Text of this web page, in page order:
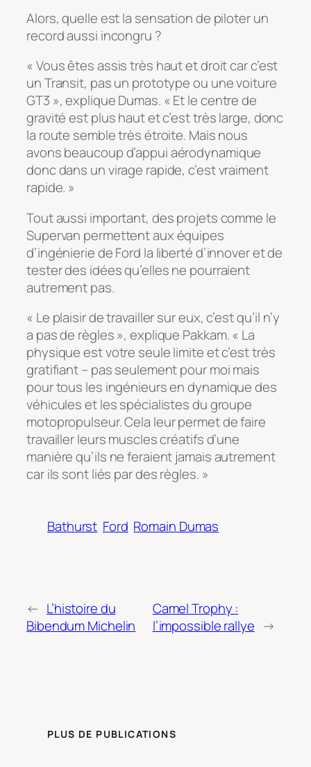
Alors, quelle est la sensation de piloter un
record aussi incongru ?
« Vous êtes assis très haut et droit car c’est
un Transit, pas un prototype ou une voiture
GT3 », explique Dumas. « Et le centre de
gravité est plus haut et c’est très large, donc
la route semble très étroite. Mais nous
avons beaucoup d’appui aérodynamique
donc dans un virage rapide, c’est vraiment
rapide. »
Tout aussi important, des projets comme le
Supervan permettent aux équipes
d’ingénierie de Ford la liberté d’innover et de
tester des idées qu’elles ne pourraient
autrement pas.
« Le plaisir de travailler sur eux, c’est qu’il n’y
a pas de règles », explique Pakkam. « La
physique est votre seule limite et c’est très
gratifiant – pas seulement pour moi mais
pour tous les ingénieurs en dynamique des
véhicules et les spécialistes du groupe
motopropulseur. Cela leur permet de faire
travailler leurs muscles créatifs d’une
manière qu’ils ne feraient jamais autrement
car ils sont liés par des règles. »
Bathurst Ford Romain Dumas
← L’histoire du
Bibendum Michelin
Camel Trophy :
l’impossible rallye →
PLUS DE PUBLICATIONS